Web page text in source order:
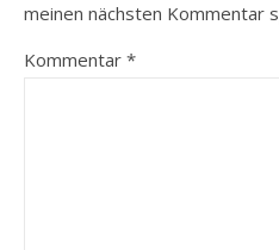
meinen nächsten Kommentar
Kommentar *